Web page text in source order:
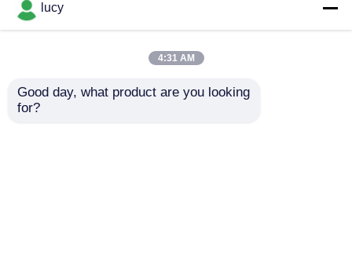
60-70 Kekerasan SI
Silicone O Rings
Harga terbaik
Rubber Seal Isolasi
Listrik Untuk Peralatan
Rumah Tangga
Harga terbaik
lucy
4:31 AM
Good day, what product are you looking
for?